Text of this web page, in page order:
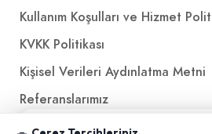
Kullanım Koşulları ve Hizmet
KVKK Politikası
Kişisel Verileri Aydınlatma Metni
Referanslarımız
📱 Mobil uygulamamızı